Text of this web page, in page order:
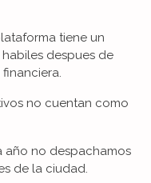
tiene un
despues de
no cuentan como
año no despachamos
de la ciudad.